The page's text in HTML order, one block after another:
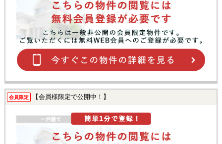
会員限定 【会員様限定で公開中！】